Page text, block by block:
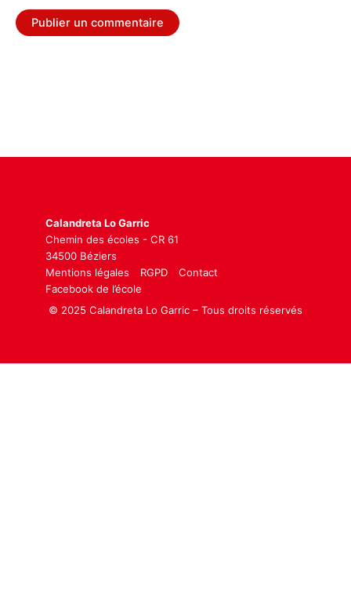
Calandreta Lo Garric
Chemin des écoles - CR 61
34500 Béziers
Mentions légales
RGPD
Contact
Facebook de l’école
© 2025 Calandreta Lo Garric – Tous droits réservés